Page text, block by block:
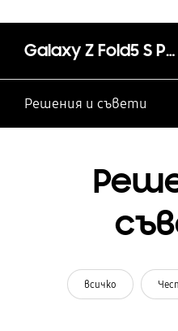
Galaxy Z Fold5 S Pen Fold Edition
Решения и съвети
всичко